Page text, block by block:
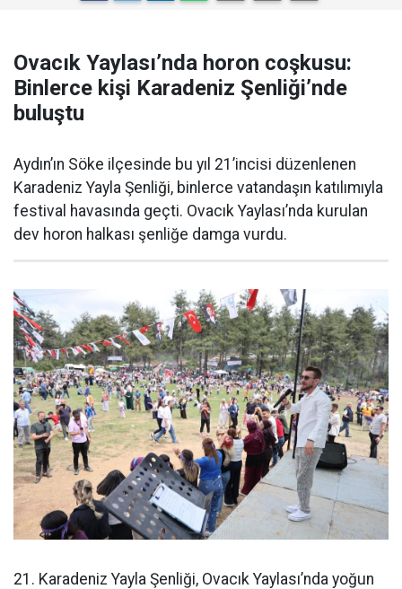
Ovacık Yaylası’nda horon coşkusu:
Binlerce kişi Karadeniz Şenliği’nde
buluştu
Aydın’ın Söke ilçesinde bu yıl 21’incisi düzenlenen
Karadeniz Yayla Şenliği, binlerce vatandaşın katılımıyla
festival havasında geçti. Ovacık Yaylası’nda kurulan
dev horon halkası şenliğe damga vurdu.
21. Karadeniz Yayla Şenliği, Ovacık Yaylası’nda yoğun